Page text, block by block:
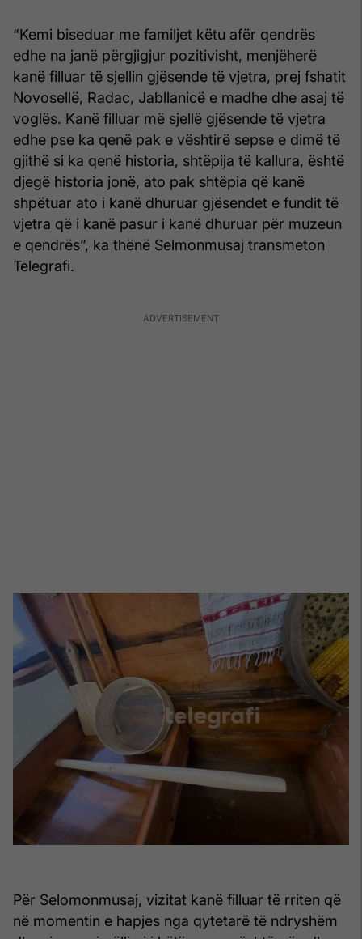
“Kemi biseduar me familjet këtu afër qendrës
edhe na janë përgjigjur pozitivisht, menjëherë
kanë filluar të sjellin gjësende të vjetra, prej fshatit
Novosellë, Radac, Jabllanicë e madhe dhe asaj të
voglës. Kanë filluar më sjellë gjësende të vjetra
edhe pse ka qenë pak e vështirë sepse e dimë të
gjithë si ka qenë historia, shtëpija të kallura, është
djegë historia jonë, ato pak shtëpia që kanë
shpëtuar ato i kanë dhuruar gjësendet e fundit të
vjetra që i kanë pasur i kanë dhuruar për muzeun
e qendrës”, ka thënë Selmonmusaj transmeton
Telegrafi.
Për Selomonmusaj, vizitat kanë filluar të rriten që
në momentin e hapjes nga qytetarë të ndryshëm